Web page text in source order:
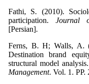
Fathi, S. (2010).
participation. Journal
[Persian].
Ferns, B. H; Walls, A.
Destination brand
structural model analysis.
Management. Vol. 1. PP.